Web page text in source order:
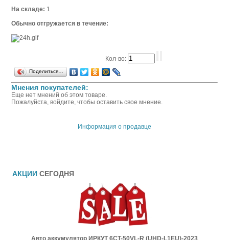
На складе: 1
Обычно отгружается в течение:
Кол-во:
Поделиться…
Мнения покупателей:
Еще нет мнений об этом товаре.
Пожалуйста, войдите, чтобы оставить свое мнение.
Информация о продавце
АКЦИИ СЕГОДНЯ
Авто аккумулятор ИРКУТ 6CT-50VL-R (UHD-L1EU)-2023